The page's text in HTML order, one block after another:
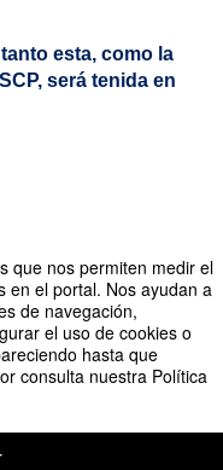
que nos permiten medir el
en el portal. Nos ayudan a
de navegación,
el uso de cookies o
hasta que
consulta nuestra Política
esta, como la
será tenida en
I (Psicología)
de Carreras Profesionales